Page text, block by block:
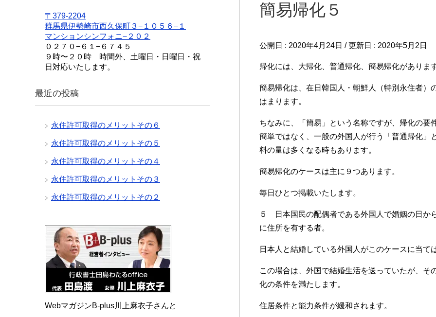
簡易帰化５
公開日 : 2020年4月24日 / 更新日 : 2020年5月2日
帰化には、大帰化、普通帰化、簡易帰化があります
簡易帰化は、在日韓国人・朝鮮人（特別永住者）
はまります。
ちなみに、「簡易」という名称ですが、帰化の要
簡単ではなく、一般の外国人が行う「普通帰化」
料の量は多くなる時もあります。
簡易帰化のケースは主に９つあります。
毎日ひとつ掲載いたします。
５ 日本国民の配偶者である外国人で婚姻の日か
に住所を有する者。
日本人と結婚している外国人がこのケースに当て
この場合は、外国で結婚生活を送っていたが、
化の条件を満たします。
住居条件と能力条件が緩和されます。
〒379-2204
群馬県伊勢崎市西久保町３−１０５６−１
マンションシンフォニ−２０２
０２７０−６１−６７４５
９時〜２０時 時間外、土曜日・日曜日・祝
日対応いたします。
最近の投稿
永住許可取得のメリットその６
永住許可取得のメリットその５
永住許可取得のメリットその４
永住許可取得のメリットその３
永住許可取得のメリットその２
WebマガジンB-plus川上麻衣子さんと